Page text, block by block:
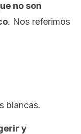
no son
. Nos referimos
blancas.
y